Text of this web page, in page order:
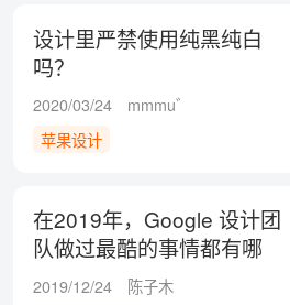
设计里严禁使用纯黑纯白
吗？
2020/03/24
mmmu゛
苹果设计
在2019年，Google 设计团
队做过最酷的事情都有哪
些？
2019/12/24
陈子木